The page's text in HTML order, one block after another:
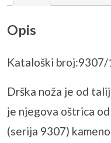
Opis
Kataloški broj:9307/
Drška noža je od
je njegova oštrica
(serija 9307)